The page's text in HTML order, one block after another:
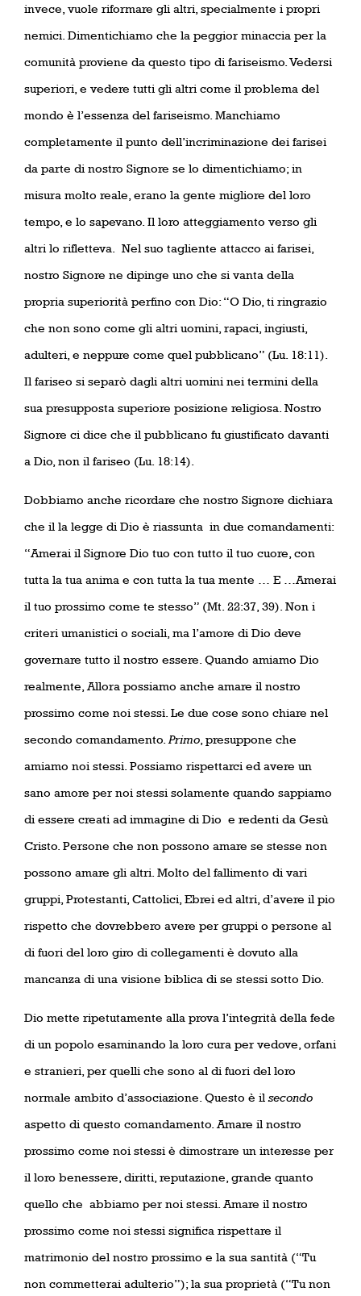
invece, vuole riformare gli altri, specialmente i propri
nemici. Dimentichiamo che la peggior minaccia per la
comunità proviene da questo tipo di fariseismo. Vedersi
superiori, e vedere tutti gli altri come il problema del
mondo è l’essenza del fariseismo. Manchiamo
completamente il punto dell’incriminazione dei farisei
da parte di nostro Signore se lo dimentichiamo; in
misura molto reale, erano la gente migliore del loro
tempo, e lo sapevano. Il loro atteggiamento verso gli
altri lo rifletteva.
Nel suo tagliente attacco ai farisei,
nostro Signore ne dipinge uno che si vanta della
propria superiorità perfino con Dio: “O Dio, ti ringrazio
che non sono come gli altri uomini, rapaci, ingiusti,
adulteri, e neppure come quel pubblicano” (Lu. 18:11).
Il fariseo si separò dagli altri uomini nei termini della
sua presupposta superiore posizione religiosa. Nostro
Signore ci dice che il pubblicano fu giustificato davanti
a Dio, non il fariseo (Lu. 18:14).
Dobbiamo anche ricordare che nostro Signore dichiara
che il la legge di Dio è riassunta in due comandamenti:
“Amerai il Signore Dio tuo con tutto il tuo cuore, con
tutta la tua anima e con tutta la tua mente … E …Amerai
il tuo prossimo come te stesso” (Mt. 22:37, 39). Non i
criteri umanistici o sociali, ma l’amore di Dio deve
governare tutto il nostro essere. Quando amiamo Dio
realmente, Allora possiamo anche amare il nostro
prossimo come noi stessi. Le due cose sono chiare nel
secondo comandamento. Primo , presuppone che
amiamo noi stessi. Possiamo rispettarci ed avere un
sano amore per noi stessi solamente quando sappiamo
di essere creati ad immagine di Dio e redenti da Gesù
Cristo. Persone che non possono amare se stesse non
possono amare gli altri. Molto del fallimento di vari
gruppi, Protestanti, Cattolici, Ebrei ed altri, d’avere il pio
rispetto che dovrebbero avere per gruppi o persone al
di fuori del loro giro di collegamenti è dovuto alla
mancanza di una visione biblica di se stessi sotto Dio.
Dio mette ripetutamente alla prova l’integrità della fede
di un popolo esaminando la loro cura per vedove, orfani
e stranieri, per quelli che sono al di fuori del loro
normale ambito d’associazione. Questo è il secondo
aspetto di questo comandamento. Amare il nostro
prossimo come noi stessi è dimostrare un interesse per
il loro benessere, diritti, reputazione, grande quanto
quello che abbiamo per noi stessi. Amare il nostro
prossimo come noi stessi significa rispettare il
matrimonio del nostro prossimo e la sua santità (“Tu
non commetterai adulterio”); la sua proprietà (“Tu non